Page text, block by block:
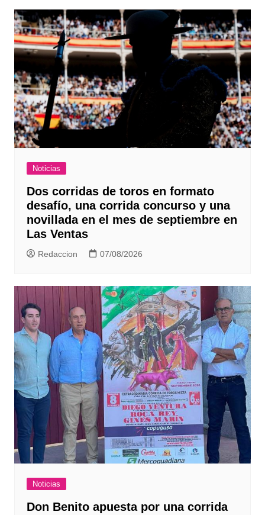
Noticias
Dos corridas de toros en formato
desafío, una corrida concurso y una
novillada en el mes de septiembre en
Las Ventas
Redaccion 07/08/2026
Noticias
Don Benito apuesta por una corrida